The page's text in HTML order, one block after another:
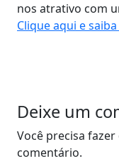
nos atrativo com
Clique aqui e
Deixe um
Você precisa fazer
comentário.